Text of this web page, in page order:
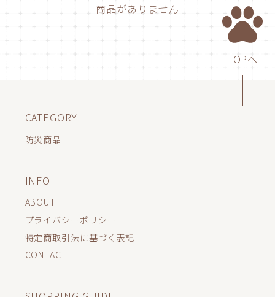
商品がありません
CATEGORY
防災商品
INFO
ABOUT
プライバシーポリシー
特定商取引法に基づく表記
CONTACT
TOPへ